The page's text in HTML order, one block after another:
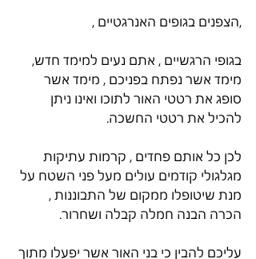
,הצפנים בגופים האנרגטיים ,
בגופי הרגשיים , אתם נעים למימד חדש,
מימד אשר נפתח בפניכם , מימד אשר
סופג את רטטי האור לתוכו ואינו ניתן
להכיל את רטטי החשכה.
לכן כל אותם פחדים , קרמות עתיקות
מגלגולי קודמים עולים מעל פני השטח על
מנת שיטופלו ממקום של התבוננות ,
הכרה הבנה חמלה קבלה ושחרור.
עליכם להבין כי בני האור אשר יפעלו מתוך